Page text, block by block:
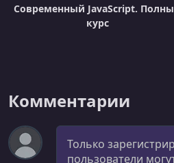
Современный JavaScript.
курс
Комментарии
Комментарий